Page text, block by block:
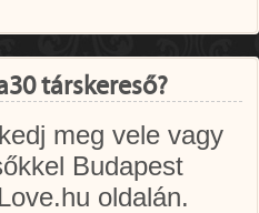
társkereső?
meg vele vagy
Budapest
oldalán.